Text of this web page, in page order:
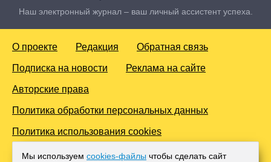
Наш электронный журнал – ваш личный ассистент успеха.
О проекте Редакция Обратная связь
Подписка на новости Реклама на сайте
Авторские права
Политика обработки персональных данных
Политика использования cookies
© 2016-2026 Все права защищены. Для лиц старше 18 лет.
Мы используем cookies-файлы чтобы сделать сайт